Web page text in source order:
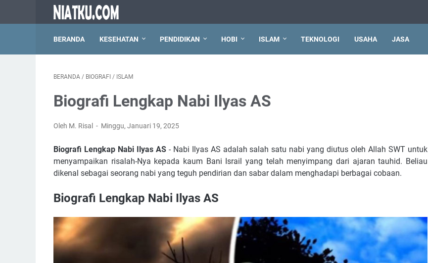
BERANDA KESEHATAN PENDIDIKAN HOBI ISLAM TEKNOLOGI USAHA JASA
BERANDA / BIOGRAFI / ISLAM
Biografi Lengkap Nabi Ilyas AS
Oleh M. Risal Minggu, Januari 19, 2025
Biografi Lengkap Nabi Ilyas AS- Nabi Ilyas AS adalah salah satu nabi yang diutus oleh Allah SWT untuk
menyampaikan risalah-Nya kepada kaum Bani Israil yang telah menyimpang dari ajaran tauhid. Beliau
dikenal sebagai seorang nabi yang teguh pendirian dan sabar dalam menghadapi berbagai cobaan.
Biografi Lengkap Nabi Ilyas AS